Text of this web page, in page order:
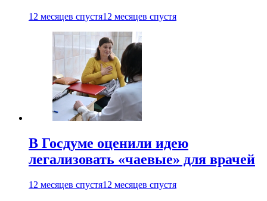
12 месяцев спустя12 месяцев спустя
В Госдуме оценили идею
легализовать «чаевые» для врачей
12 месяцев спустя12 месяцев спустя